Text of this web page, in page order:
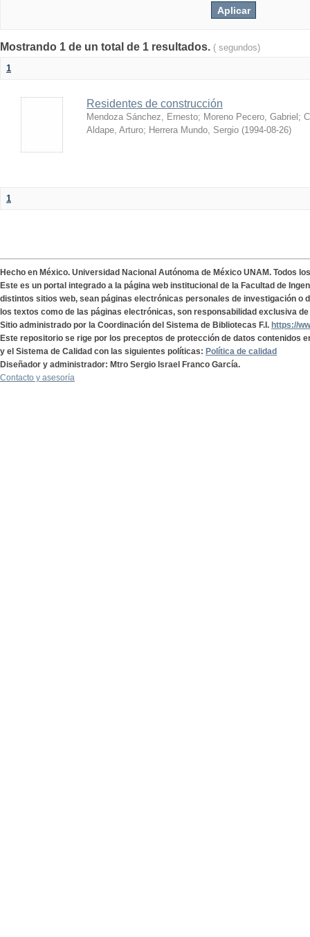
Mostrando 1 de un total de 1 resultados. ( segundos)
1
Residentes de construcción
Mendoza Sánchez, Ernesto; Moreno Pecero, Gabriel ;
Aldape, Arturo; Herrera Mundo, Sergio (1994-08-26)
1
Hecho en México. Universidad Nacional Autónoma de México UNAM. Todos
Este es un portal integrado a la página web institucional de la Facultad de
distintos sitios web, sean páginas electrónicas personales de investigación o
los textos como de las páginas electrónicas, son responsabilidad exclusiva
Sitio administrado por la Coordinación del Sistema de Bibliotecas F.I. https://
Este repositorio se rige por los preceptos de protección de datos contenidos
y el Sistema de Calidad con las siguientes políticas: Política de calidad
Diseñador y administrador: Mtro Sergio Israel Franco García.
Contacto y asesoría